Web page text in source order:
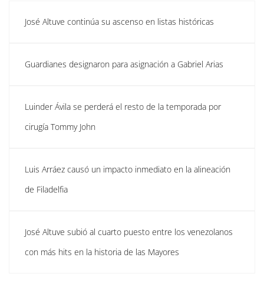
José Altuve continúa su ascenso en listas históricas
Guardianes designaron para asignación a Gabriel Arias
Luinder Ávila se perderá el resto de la temporada por
cirugía Tommy John
Luis Arráez causó un impacto inmediato en la alineación
de Filadelfia
José Altuve subió al cuarto puesto entre los venezolanos
con más hits en la historia de las Mayores